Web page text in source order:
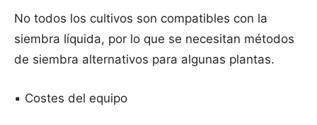
No todos los cultivos son compatibles con la
siembra líquida, por lo que se necesitan métodos
de siembra alternativos para algunas plantas.
▪️ Costes del equipo